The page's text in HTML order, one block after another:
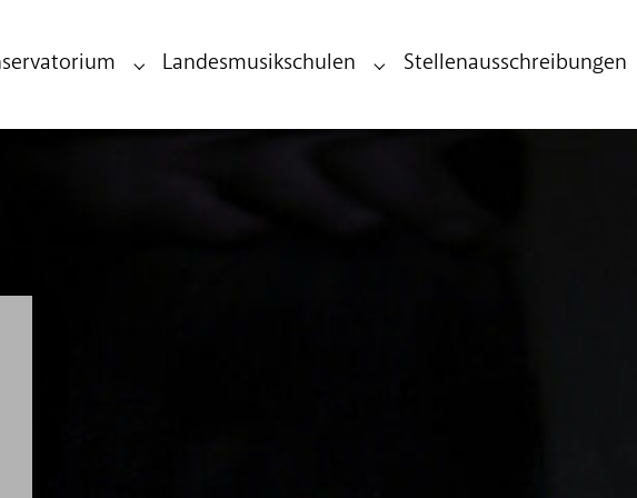
Submenu for "Landeskonservatorium"
Landesmusikschulen Submenu for "Landesmusikschulen"
Stellenausschreibungen